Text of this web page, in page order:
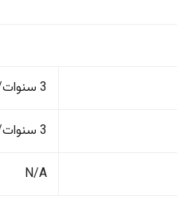
3 سنوات/100,000 كم
3 سنوات/100,000 كم
N/A